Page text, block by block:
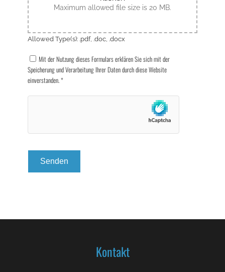
Maximum allowed file size is 20 MB.
Allowed Type(s): .pdf, .doc, .docx
Mit der Nutzung dieses Formulars erklären Sie sich mit der
Speicherung und Verarbeitung Ihrer Daten durch diese Website
einverstanden.*
Kontakt